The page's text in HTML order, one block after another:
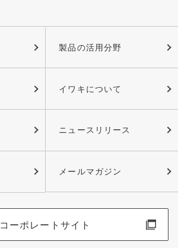
製品の活用分野
イワキについて
ニュースリリース
メールマガジン
コーポレートサイト